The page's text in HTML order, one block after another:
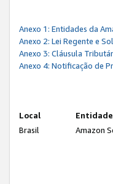
Anexo 1: Entidades da
Anexo 2: Lei Regente e
Anexo 3: Cláusula
Anexo 4: Notificação de
Local
Brasil
Amazon